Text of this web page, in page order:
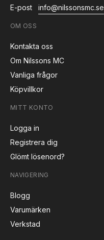
E-post
info@nilssonsmc.se
OM OSS
Kontakta oss
Om Nilssons MC
Vanliga frågor
Köpvillkor
MITT KONTO
Logga in
Registrera dig
Glömt lösenord?
NAVIGERING
Blogg
Varumärken
Verkstad